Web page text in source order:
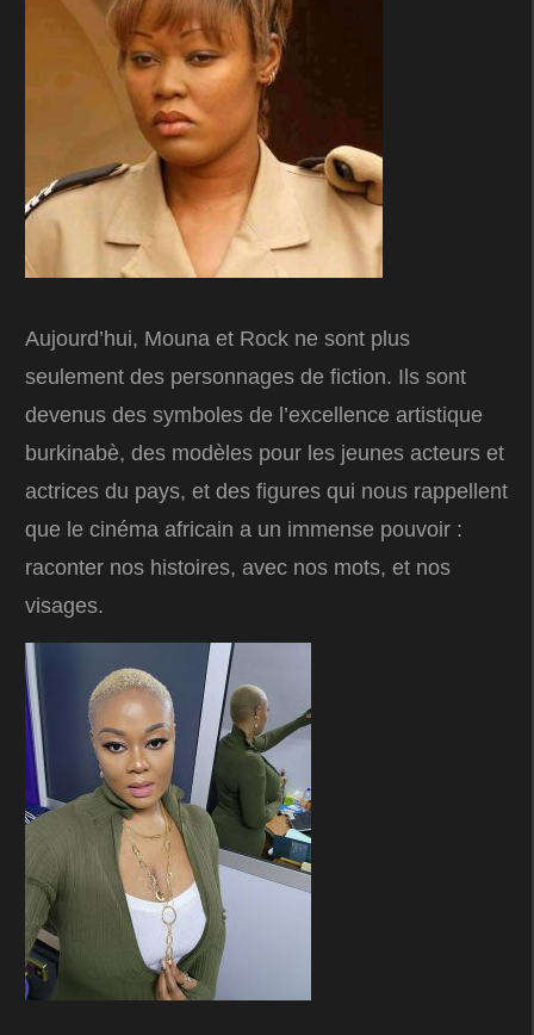
Aujourd’hui, Mouna et Rock ne sont plus
seulement des personnages de fiction. Ils sont
devenus des symboles de l’excellence artistique
burkinabè, des modèles pour les jeunes acteurs et
actrices du pays, et des figures qui nous rappellent
que le cinéma africain a un immense pouvoir :
raconter nos histoires, avec nos mots, et nos
visages.